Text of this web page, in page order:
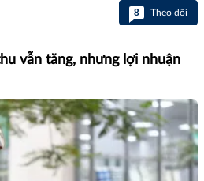
8 Theo dõi
vẫn tăng, nhưng lợi nhuận